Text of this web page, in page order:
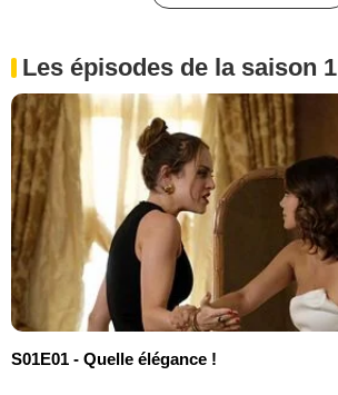
Les épisodes de la saison 1
S01E01 - Quelle élégance !